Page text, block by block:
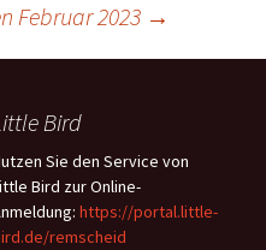
Februar 2023 →
Bird
Sie den Service von
Bird zur Online-
https://portal.little-
remscheid